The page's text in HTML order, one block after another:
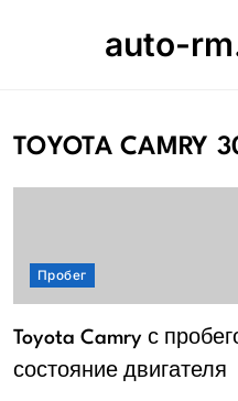
auto-
TOYOTA CAMRY
Пробег
Toyota Camry с
состояние двигателя